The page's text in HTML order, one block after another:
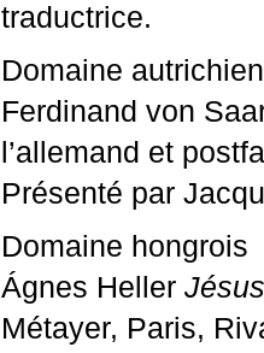
traductrice.
Domaine autrichien
Ferdinand von
l’allemand et
Présenté par
Domaine hongrois
Ágnes Heller
Métayer, Paris,